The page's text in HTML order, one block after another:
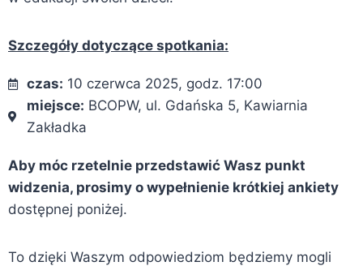
Szczegóły dotyczące spotkania:
czas: 10 czerwca 2025, godz. 17:00
miejsce: BCOPW, ul. Gdańska 5, Kawiarnia
Zakładka
Aby móc rzetelnie przedstawić Wasz punkt
widzenia, prosimy o wypełnienie krótkiej ankiety
dostępnej poniżej.
To dzięki Waszym odpowiedziom będziemy mogli